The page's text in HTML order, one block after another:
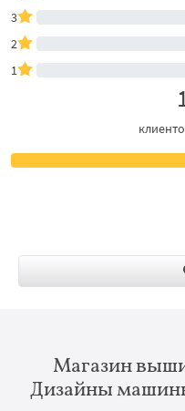
3
2
1
Магазин
Дизайны